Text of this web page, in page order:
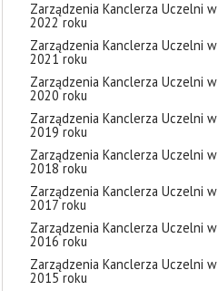
Zarządzenia Kanclerza Uczelni w
2022 roku
Zarządzenia Kanclerza Uczelni w
2021 roku
Zarządzenia Kanclerza Uczelni w
2020 roku
Zarządzenia Kanclerza Uczelni w
2019 roku
Zarządzenia Kanclerza Uczelni w
2018 roku
Zarządzenia Kanclerza Uczelni w
2017 roku
Zarządzenia Kanclerza Uczelni w
2016 roku
Zarządzenia Kanclerza Uczelni w
2015 roku